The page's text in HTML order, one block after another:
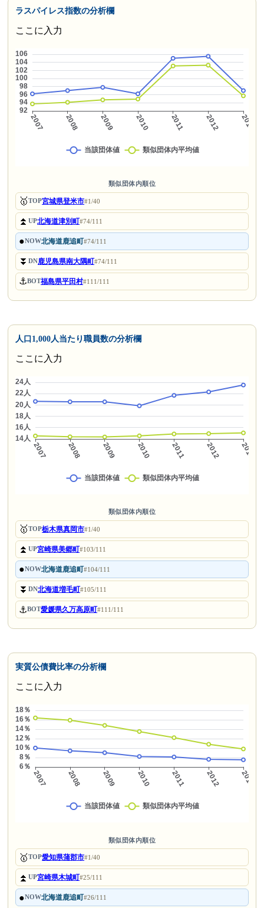
ラスパイレス指数の分析欄
ここに入力
類似団体内順位
🥇TOP宮城県登米市#1/40
⏫UP北海道津別町#74/111
●NOW北海道鹿追町#74/111
⏬DN鹿児島県南大隅町#74/111
⚓BOT福島県平田村#111/111
人口1,000人当たり職員数の分析欄
ここに入力
類似団体内順位
🥇TOP栃木県真岡市#1/40
⏫UP宮崎県美郷町#103/111
●NOW北海道鹿追町#104/111
⏬DN北海道増毛町#105/111
⚓BOT愛媛県久万高原町#111/111
実質公債費比率の分析欄
ここに入力
類似団体内順位
🥇TOP愛知県蒲郡市#1/40
⏫UP宮崎県木城町#25/111
●NOW北海道鹿追町#26/111